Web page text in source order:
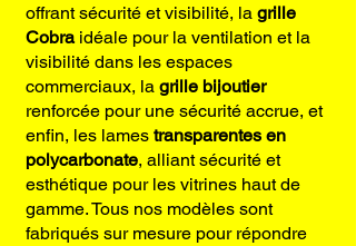
offrant sécurité et visibilité, la grille
Cobraidéale pour la ventilation et la
visibilité dans les espaces
commerciaux, la grille bijoutier
renforcée pour une sécurité accrue, et
enfin, les lames transparentes en
polycarbonate, alliant sécurité et
esthétique pour les vitrines haut de
gamme. Tous nos modèles sont
fabriqués sur mesure pour répondre